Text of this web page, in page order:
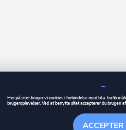
er et registreret varemærke
ACCEPTER
Her på sitet bruger vi cookies i forbindelse med bl.a.
brugeroplevelser. Ved at benytte sitet accepterer du brugen